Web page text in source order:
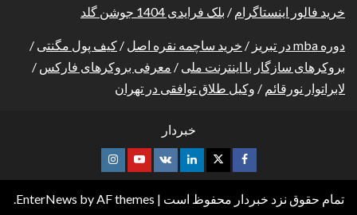
خرید فالور اینستاگرام / بلک فرایدی 1404 جوشن گلد
دوره mba در تبریز / خرید ساچمه نقره اصل / کیف پول مگنتی /
بروکرهای سازگار با اینترنت ملی / معرفی بروکرهای فارکس /
لابراتوار نورقائم / وکیل طلاق توافقی در تهران
خبردار
تمام حقوق نزد خبردار محفوظ است |
EnterNews by AF themes.